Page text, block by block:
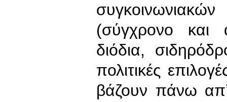
(σύγχρονο και
διόδια,
πολιτικές
βάζουν πάνω